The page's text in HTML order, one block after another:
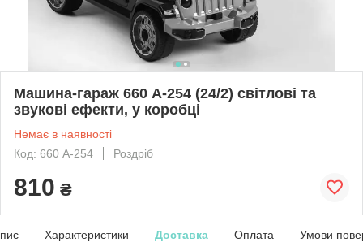
Машина-гараж 660 А-254 (24/2) світлові та
звукові ефекти, у коробці
Немає в наявності
Код: 660 А-254
Роздріб
810 ₴
Характеристики Доставка Оплата Умови